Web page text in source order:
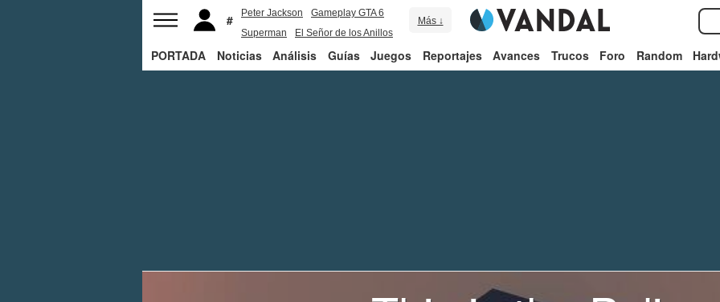
Peter Jackson
Gameplay GTA 6
Superman
El Señor de los Anillos
Más ↓
PORTADA Noticias Análisis Guías Juegos Reportajes Avances Trucos Foro Random